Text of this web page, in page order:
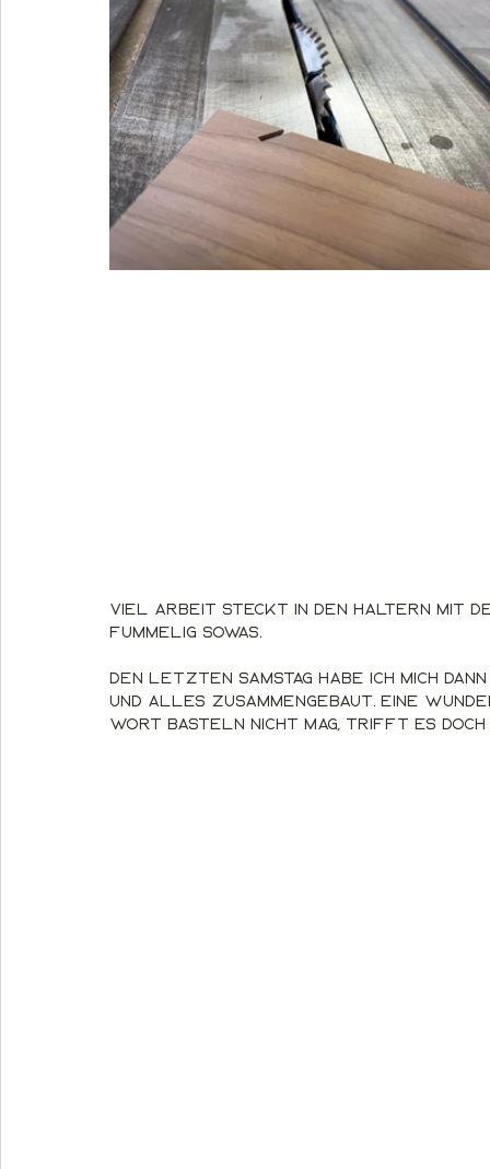
Viel Arbeit steckt in den Haltern mit
fummelig sowas.
Den letzten Samstag habe ich mich
und alles zusammengebaut. Eine
Wort basteln nicht mag, trifft es doch